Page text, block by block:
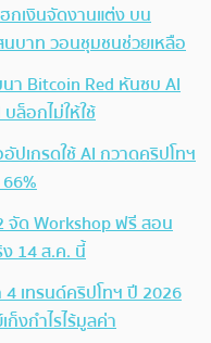
กเงินจัดงานแต่ง บน
บาท วอนชุมชนช่วยเหลือ
Bitcoin Red หันซบ AI
ล็อกไม่ให้ใช้
ปเกรดใช้ AI กวาดคริปโทฯ
จัด Workshop ฟรี สอน
ง 14 ส.ค. นี้
4 เทรนด์คริปโทฯ ปี 2026
งกำไรไร้มูลค่า